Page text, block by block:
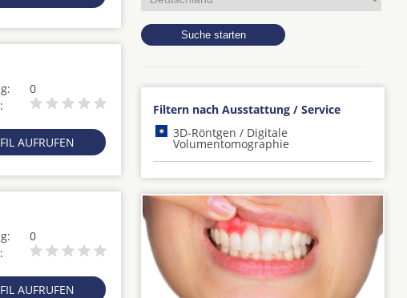
0
AUFRUFEN
0
AUFRUFEN
Filtern nach Ausstattung / Service
3D-Röntgen / Digitale
Volumentomographie